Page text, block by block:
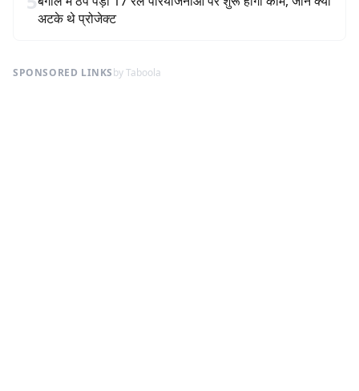
अटके थे प्रोजेक्ट
SPONSORED LINKSby Taboola